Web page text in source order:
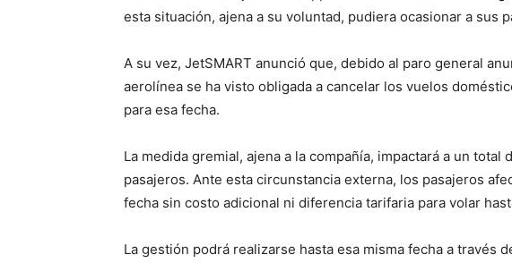
esta situación, ajena a su voluntad, pudiera ocasionar a sus
A su vez, JetSMART anunció que, debido al paro general
aerolínea se ha visto obligada a cancelar los vuelos
para esa fecha.
La medida gremial, ajena a la compañía, impactará a un total
pasajeros. Ante esta circunstancia externa, los pasajeros
fecha sin costo adicional ni diferencia tarifaria para volar
La gestión podrá realizarse hasta esa misma fecha a través